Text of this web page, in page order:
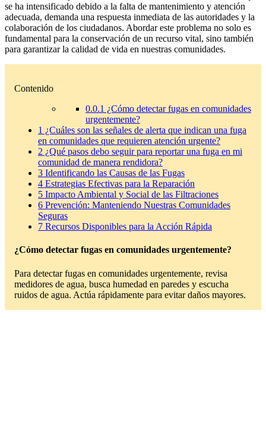
se ha intensificado debido a la falta de mantenimiento y atención
adecuada, demanda una respuesta inmediata de las autoridades y la
colaboración de los ciudadanos. Abordar este problema no solo es
fundamental para la conservación de un recurso vital, sino también
para garantizar la calidad de vida en nuestras comunidades.
Contenido
0.0.1 ¿Cómo detectar fugas en comunidades
urgentemente?
1 ¿Cuáles son las señales de alerta que indican una fuga
en comunidades que requieren atención urgente?
2 ¿Qué pasos debo seguir para reportar una fuga en mi
comunidad de manera rendidora?
3 Identificando las Causas de las Fugas
4 Estrategias Efectivas para la Reparación
5 Impacto Ambiental y Social de las Filtraciones
6 Prevención: Manteniendo Nuestras Comunidades
Seguras
7 Recursos Disponibles para la Acción Rápida
¿Cómo detectar fugas en comunidades urgentemente?
Para detectar fugas en comunidades urgentemente, revisa
medidores de agua, busca humedad en paredes y escucha
ruidos de agua. Actúa rápidamente para evitar daños mayores.